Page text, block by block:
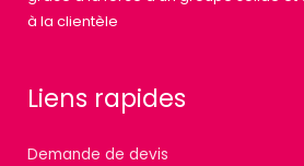
à la clientèle
Liens rapides
Demande de devis